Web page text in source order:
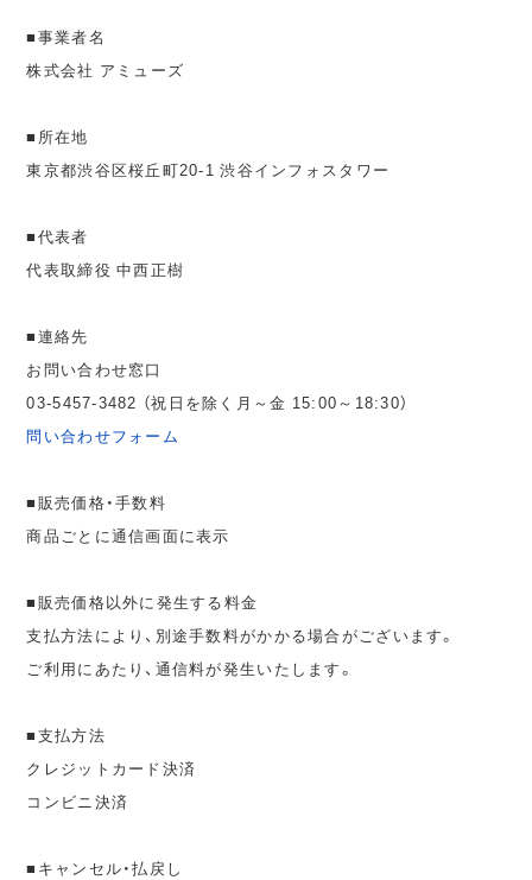
■事業者名
株式会社 アミューズ
■所在地
東京都渋谷区桜丘町20-1 渋谷インフォスタワー
■代表者
代表取締役 中西正樹
■連絡先
お問い合わせ窓口
03-5457-3482 （祝日を除く月～金 15:00～18:30）
問い合わせフォーム
■販売価格・手数料
商品ごとに通信画面に表示
■販売価格以外に発生する料金
支払方法により、別途手数料がかかる場合がございます。
ご利用にあたり、通信料が発生いたします。
■支払方法
クレジットカード決済
コンビニ決済
■キャンセル・払戻し